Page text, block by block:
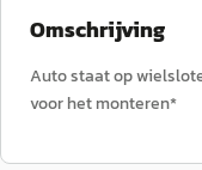
Omschrijving
Auto staat op
voor het monteren*